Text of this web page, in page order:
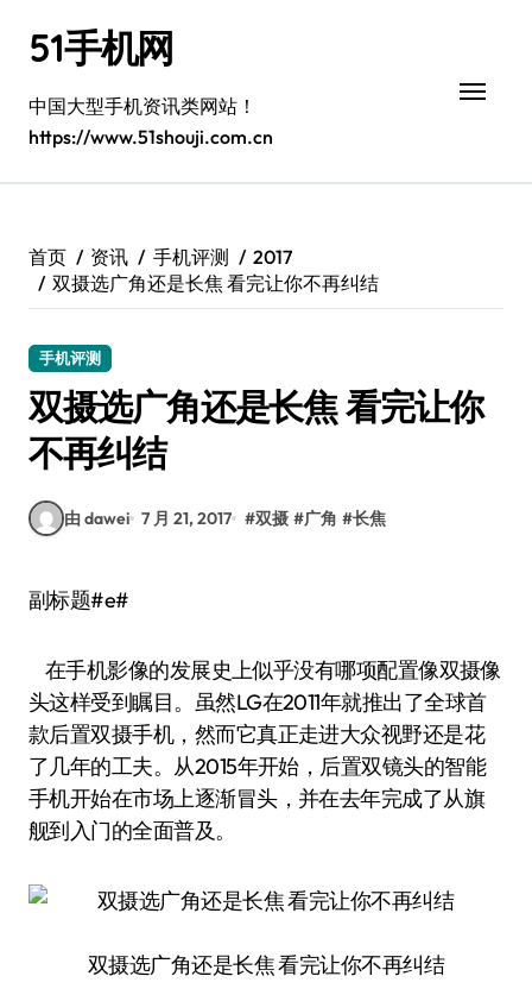
51手机网
中国大型手机资讯类网站！
https://www.51shouji.com.cn
首页 资讯 手机评测
2017
双摄选广角还是长焦 看完让你不再纠结
手机评测
双摄选广角还是长焦 看完让你
不再纠结
由 dawei 7 月 21, 2017 #双摄 #广角 #长焦
副标题#e#
在手机影像的发展史上似乎没有哪项配置像双摄像
头这样受到瞩目。虽然LG在2011年就推出了全球首
款后置双摄手机，然而它真正走进大众视野还是花
了几年的工夫。从2015年开始，后置双镜头的智能
手机开始在市场上逐渐冒头，并在去年完成了从旗
舰到入门的全面普及。
双摄选广角还是长焦 看完让你不再纠结